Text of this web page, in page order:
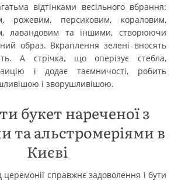
відтінками весільного вбрання:
рожевим, персиковим, кораловим,
лавандовим та іншими, створюючи
образ. Вкраплення зелені вносять
А стрічка, що оперізує стебла,
і додає таємничості, робить
і зворушливішою.
букет нареченої з
та альстромеріями в
Києві
справжнє задоволення і бути